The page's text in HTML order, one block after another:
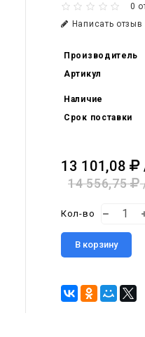
0
Написать отзыв
Производитель
Артикул
Наличие
Срок поставки
13 101,08
14 556,75
Кол-во
В корзину